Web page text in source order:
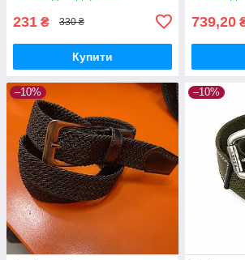
231 ₴ 330 ₴
Купити
739,20
–10% –10%